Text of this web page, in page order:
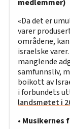
medlemmer)
«Da det er
varer
områdene,
israelske
manglende
samfunnsliv,
boikott av
i forbundets
landsmøtet i
• Musikernes